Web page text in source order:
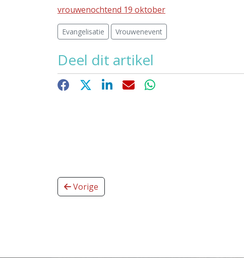
vrouwenochtend 19 oktober
Evangelisatie Vrouwenevent
Deel dit artikel
Facebook LinkedInE-mailWhatsApp
Vorige